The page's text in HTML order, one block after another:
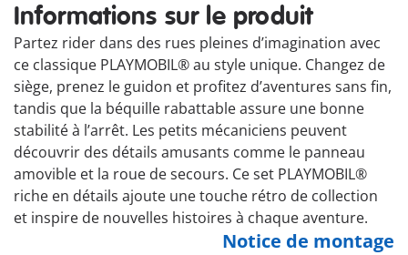
Informations sur le produit
Partez rider dans des rues pleines d’imagination avec
ce classique PLAYMOBIL® au style unique. Changez de
siège, prenez le guidon et profitez d’aventures sans fin,
tandis que la béquille rabattable assure une bonne
stabilité à l’arrêt. Les petits mécaniciens peuvent
découvrir des détails amusants comme le panneau
amovible et la roue de secours. Ce set PLAYMOBIL®
riche en détails ajoute une touche rétro de collection
et inspire de nouvelles histoires à chaque aventure.
Notice de montage